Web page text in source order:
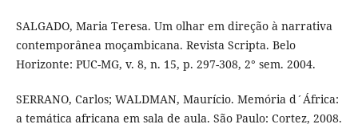
SALGADO, Maria Teresa. Um olhar em direção à narrativa
contemporânea moçambicana. Revista Scripta. Belo
Horizonte: PUC-MG, v. 8, n. 15, p. 297-308, 2° sem. 2004.
SERRANO, Carlos; WALDMAN, Maurício. Memória d´África:
a temática africana em sala de aula. São Paulo: Cortez, 2008.